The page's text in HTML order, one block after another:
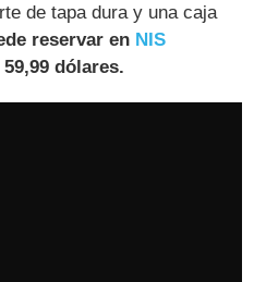
de tapa dura y una caja
reservar en NIS
dólares.